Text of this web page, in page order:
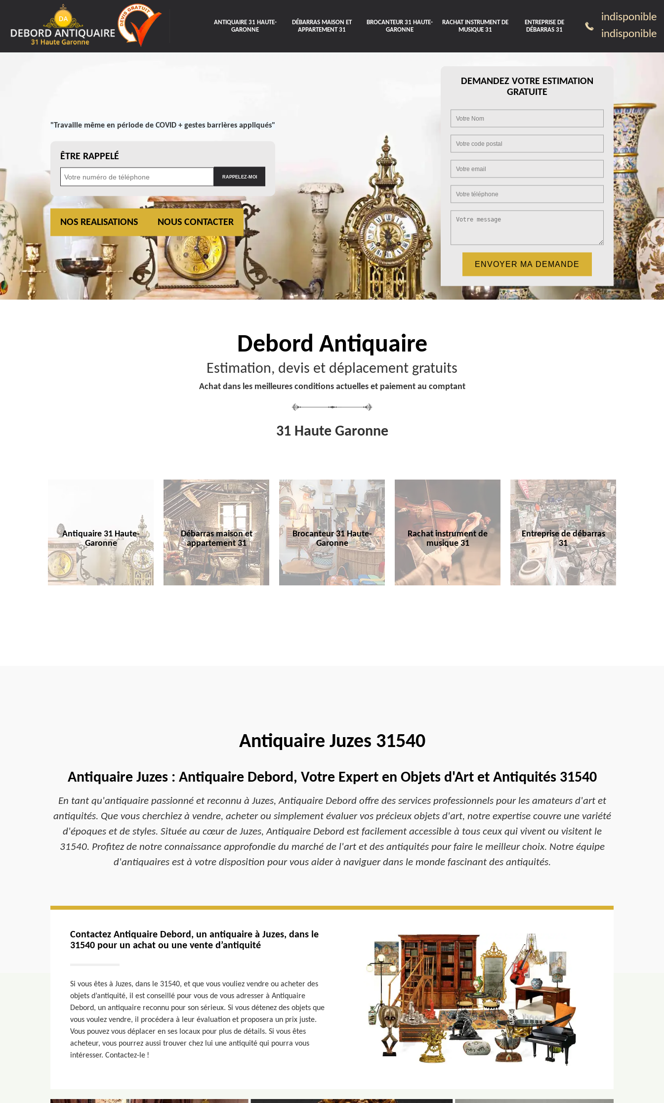
ANTIQUAIRE 31 HAUTE-
GARONNE
DÉBARRAS MAISON ET
APPARTEMENT 31
BROCANTEUR 31 HAUTE-
GARONNE
RACHAT INSTRUMENT DE
MUSIQUE 31
ENTREPRISE DE
DÉBARRAS 31
indisponible
indisponible
"Travaille même en période de COVID + gestes barrières appliqués"
ÊTRE RAPPELÉ
NOS REALISATIONS NOUS CONTACTER
DEMANDEZ VOTRE ESTIMATION
GRATUITE
Debord Antiquaire
Estimation, devis et déplacement gratuits
Achat dans les meilleures conditions actuelles et paiement au comptant
31 Haute Garonne
Antiquaire 31 Haute-
Garonne
Débarras maison et
appartement 31
Brocanteur 31 Haute-
Garonne
Rachat instrument de
musique 31
Entreprise de débarras
31
Antiquaire Juzes 31540
Antiquaire Juzes : Antiquaire Debord, Votre Expert en Objets d'Art et Antiquités 31540
En tant qu'antiquaire passionné et reconnu à Juzes, Antiquaire Debord offre des services professionnels pour les amateurs d'art et
antiquités. Que vous cherchiez à vendre, acheter ou simplement évaluer vos précieux objets d'art, notre expertise couvre une variété
d'époques et de styles. Située au cœur de Juzes, Antiquaire Debord est facilement accessible à tous ceux qui vivent ou visitent le
31540. Profitez de notre connaissance approfondie du marché de l'art et des antiquités pour faire le meilleur choix. Notre équipe
d'antiquaires est à votre disposition pour vous aider à naviguer dans le monde fascinant des antiquités.
Contactez Antiquaire Debord, un antiquaire à Juzes, dans le
31540 pour un achat ou une vente d’antiquité
Si vous êtes à Juzes, dans le 31540, et que vous vouliez vendre ou acheter des
objets d’antiquité, il est conseillé pour vous de vous adresser à Antiquaire
Debord, un antiquaire reconnu pour son sérieux. Si vous détenez des objets que
vous voulez vendre, il procédera à leur évaluation et proposera un prix juste.
Vous pouvez vous déplacer en ses locaux pour plus de détails. Si vous êtes
acheteur, vous pourrez aussi trouver chez lui une antiquité qui pourra vous
intéresser. Contactez-le !